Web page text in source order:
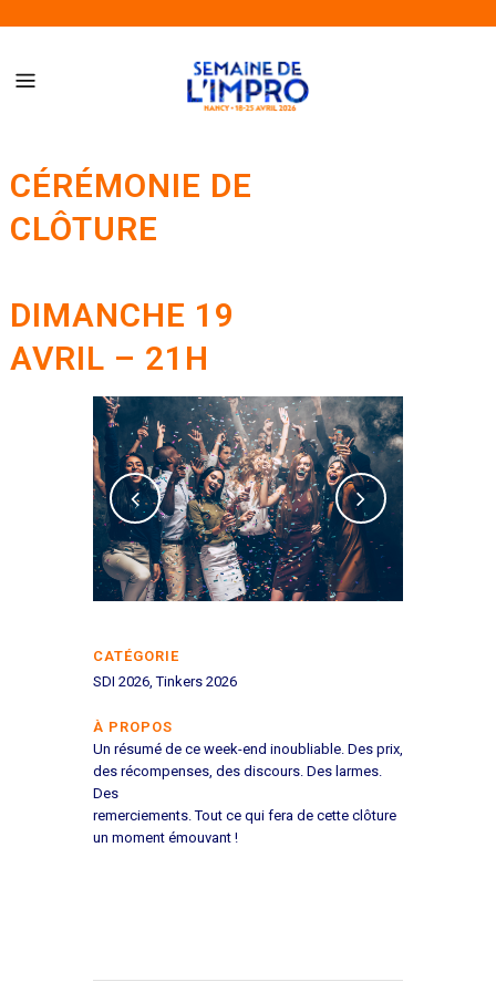
CÉRÉMONIE DE
CLÔTURE
DIMANCHE 19
AVRIL – 21H
CATÉGORIE
SDI 2026, Tinkers 2026
À PROPOS
Un résumé de ce week-end inoubliable. Des prix,
des récompenses, des discours. Des larmes.
Des
remerciements. Tout ce qui fera de cette clôture
un moment émouvant !